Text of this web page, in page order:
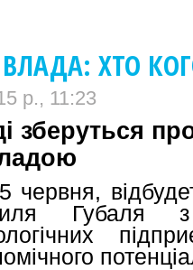
ХТО
р., 11:23
зберуться
червня,
Губаля з